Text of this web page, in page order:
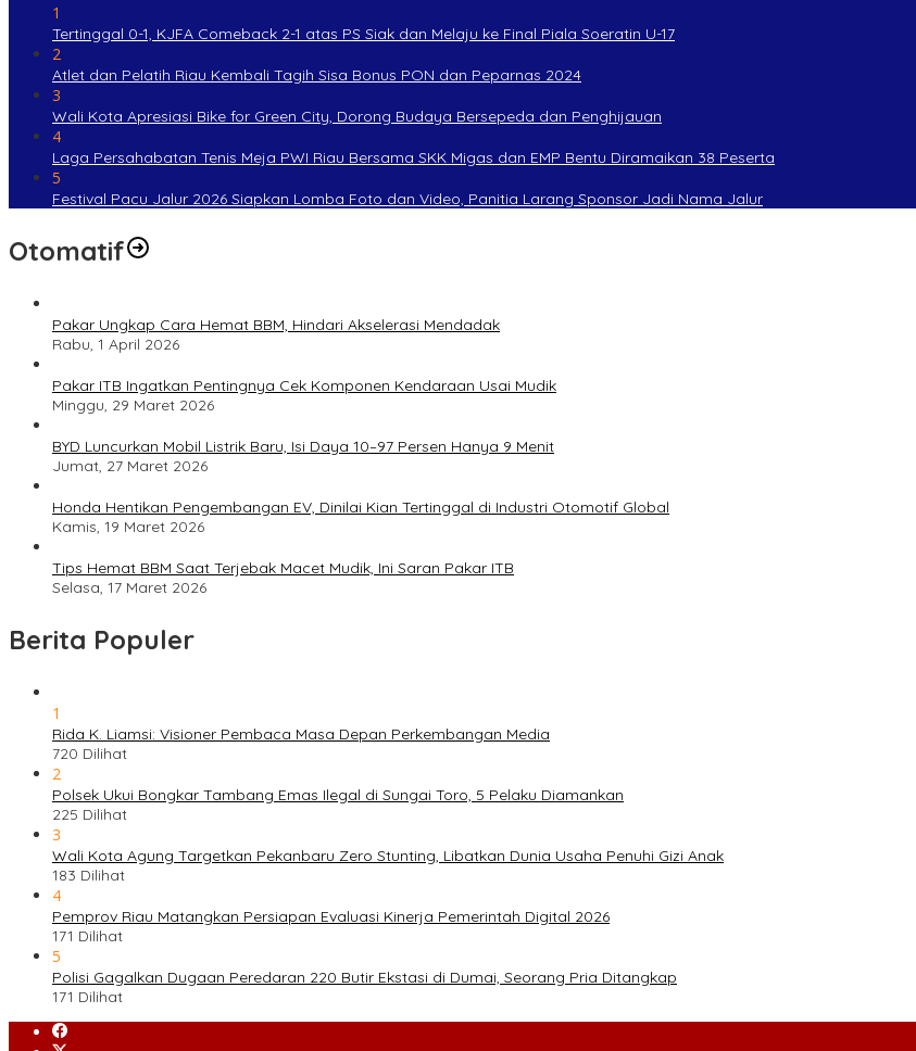
1
Tertinggal 0-1, KJFA Comeback 2-1 atas PS Siak dan Melaju ke Final Piala Soeratin U-17
2
Atlet dan Pelatih Riau Kembali Tagih Sisa Bonus PON dan Peparnas 2024
3
Wali Kota Apresiasi Bike for Green City, Dorong Budaya Bersepeda dan Penghijauan
4
Laga Persahabatan Tenis Meja PWI Riau Bersama SKK Migas dan EMP Bentu Diramaikan 38 Peserta
5
Festival Pacu Jalur 2026 Siapkan Lomba Foto dan Video, Panitia Larang Sponsor Jadi Nama Jalur
Otomatif
Pakar Ungkap Cara Hemat BBM, Hindari Akselerasi Mendadak
Rabu, 1 April 2026
Pakar ITB Ingatkan Pentingnya Cek Komponen Kendaraan Usai Mudik
Minggu, 29 Maret 2026
BYD Luncurkan Mobil Listrik Baru, Isi Daya 10–97 Persen Hanya 9 Menit
Jumat, 27 Maret 2026
Honda Hentikan Pengembangan EV, Dinilai Kian Tertinggal di Industri Otomotif Global
Kamis, 19 Maret 2026
Tips Hemat BBM Saat Terjebak Macet Mudik, Ini Saran Pakar ITB
Selasa, 17 Maret 2026
Berita Populer
1
Rida K. Liamsi: Visioner Pembaca Masa Depan Perkembangan Media
720 Dilihat
2
Polsek Ukui Bongkar Tambang Emas Ilegal di Sungai Toro, 5 Pelaku Diamankan
225 Dilihat
3
Wali Kota Agung Targetkan Pekanbaru Zero Stunting, Libatkan Dunia Usaha Penuhi Gizi Anak
183 Dilihat
4
Pemprov Riau Matangkan Persiapan Evaluasi Kinerja Pemerintah Digital 2026
171 Dilihat
5
Polisi Gagalkan Dugaan Peredaran 220 Butir Ekstasi di Dumai, Seorang Pria Ditangkap
171 Dilihat